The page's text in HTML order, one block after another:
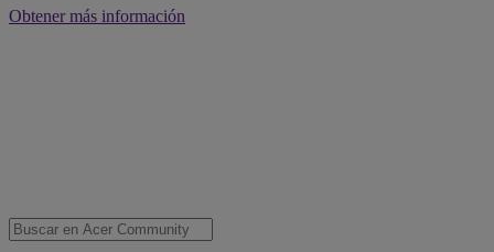
Obtener más información